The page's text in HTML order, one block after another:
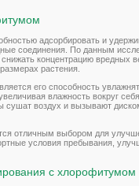
адсорбировать и
соединения. По данным
концентрацию вредных
растения.
его способность
влажность вокруг
сушат воздух и вызывают
отличным выбором для
условия пребывания,
с хлорофитумом